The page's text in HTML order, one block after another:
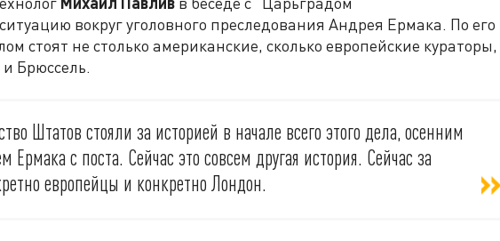
вокруг уголовного преследования Андрея Ермака. По его
стоят не столько американские, сколько европейские кураторы,
Брюссель.
Штатов стояли за историей в начале всего этого дела, осенним
Ермака с поста. Сейчас это совсем другая история. Сейчас за
европейцы и конкретно Лондон.